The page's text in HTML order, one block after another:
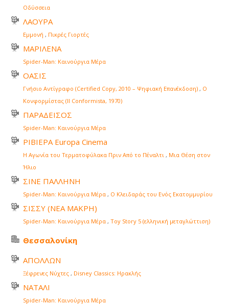
Οδύσσεια
ΛΑΟΥΡΑ
Εμμονή , Πικρές Γιορτές
ΜΑΡΙΛΕΝΑ
Spider-Man: Καινούργια Μέρα
ΟΑΣΙΣ
Γνήσιο Αντίγραφο (Certified Copy, 2010 – Ψηφιακή Επανέκδοση) , Ο
Κονφορμίστας (Il Conformista, 1970)
ΠΑΡΑΔΕΙΣΟΣ
Spider-Man: Καινούργια Μέρα
ΡΙΒΙΕΡΑ Europa Cinema
Η Αγωνία του Τερματοφύλακα Πριν Από το Πέναλτι , Μια Θέση στον
Ήλιο
ΣΙΝΕ ΠΑΛΛΗΝΗ
Spider-Man: Καινούργια Μέρα , Ο Κλειδαράς του Ενός Εκατομμυρίου
ΣΙΣΣΥ (ΝΕΑ ΜΑΚΡΗ)
Spider-Man: Καινούργια Μέρα , Toy Story 5 (ελληνική μεταγλώττιση)
Θεσσαλονίκη
ΑΠΟΛΛΩΝ
Ξέφρενες Νύχτες , Disney Classics: Ηρακλής
ΝΑΤΑΛΙ
Spider-Man: Καινούργια Μέρα